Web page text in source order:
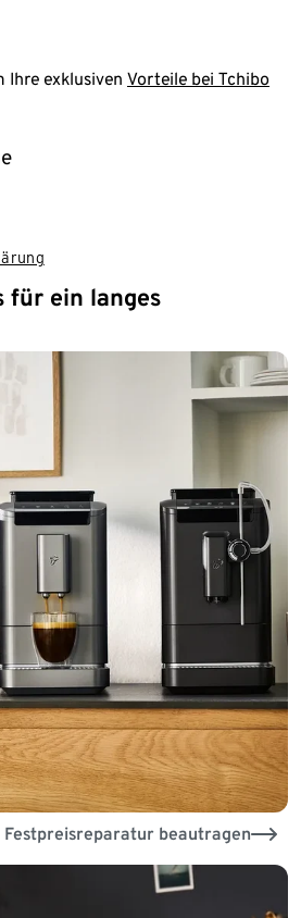
Ihre exklusiven Vorteile bei Tchibo
für ein langes
beautragen